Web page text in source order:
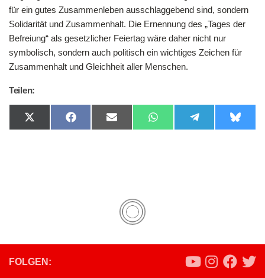
für ein gutes Zusammenleben ausschlaggebend sind, sondern
Solidarität und Zusammenhalt. Die Ernennung des „Tages der
Befreiung“ als gesetzlicher Feiertag wäre daher nicht nur
symbolisch, sondern auch politisch ein wichtiges Zeichen für
Zusammenhalt und Gleichheit aller Menschen.
Teilen:
Share
on
Share
on
Share
on
Share
on
Share
on
Share
on
FOLGEN: